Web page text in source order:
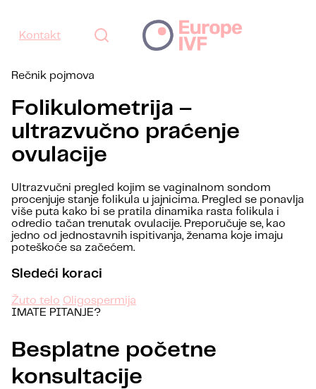
Kontakt
Rečnik pojmova
Folikulometrija –
ultrazvučno praćenje
ovulacije
Ultrazvučni pregled kojim se vaginalnom sondom
procenjuje stanje folikula u jajnicima. Pregled se ponavlja
više puta kako bi se pratila dinamika rasta folikula i
odredio tačan trenutak ovulacije. Preporučuje se, kao
jedno od jednostavnih ispitivanja, ženama koje imaju
poteškoće sa začećem.
Sledeći koraci
Žuto telo Oligospermija
IMATE PITANJE?
Besplatne početne
konsultacije